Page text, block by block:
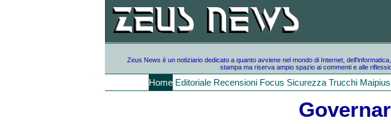
Zeus News è un notiziario dedicato a quanto avviene nel mondo di Internet,
stampa ma riserva ampio spazio ai commenti e alle
Home Editoriale Recensioni Focus Sicurezza Trucchi